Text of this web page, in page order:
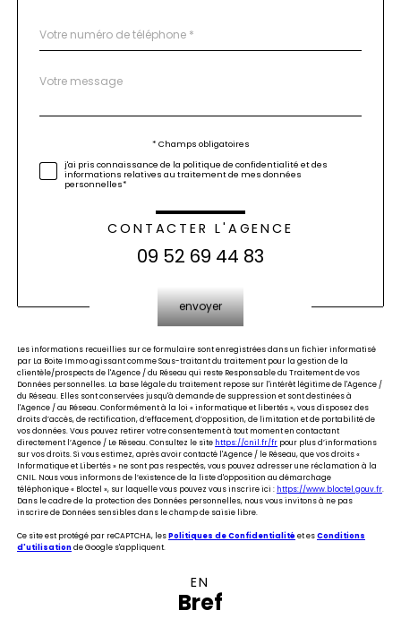
*
Fieldset
Message
*
* Champs obligatoires
j'ai pris connaissance de la politique de confidentialité et des
informations relatives au traitement de mes données
personnelles*
CONTACTER L'AGENCE
09 52 69 44 83
envoyer
Les informations recueillies sur ce formulaire sont enregistrées dans un fichier informatisé
par La Boite Immo agissant comme Sous-traitant du traitement pour la gestion de la
clientèle/prospects de l'Agence / du Réseau qui reste Responsable du Traitement de vos
Données personnelles. La base légale du traitement repose sur l'intérêt légitime de l'Agence /
du Réseau. Elles sont conservées jusqu'à demande de suppression et sont destinées à
l'Agence / au Réseau. Conformément à la loi « informatique et libertés », vous disposez des
droits d’accès, de rectification, d’effacement, d’opposition, de limitation et de portabilité de
vos données. Vous pouvez retirer votre consentement à tout moment en contactant
directement l’Agence / Le Réseau. Consultez le site https://cnil.fr/fr pour plus d’informations
sur vos droits. Si vous estimez, après avoir contacté l'Agence / le Réseau, que vos droits «
Informatique et Libertés » ne sont pas respectés, vous pouvez adresser une réclamation à la
CNIL. Nous vous informons de l’existence de la liste d'opposition au démarchage
téléphonique « Bloctel », sur laquelle vous pouvez vous inscrire ici : https://www.bloctel.gouv.fr.
Dans le cadre de la protection des Données personnelles, nous vous invitons à ne pas
inscrire de Données sensibles dans le champ de saisie libre.
Ce site est protégé par reCAPTCHA, lesPolitiques de Confidentialitéet esConditions
d'utilisationde Google s'appliquent.
EN
Bref